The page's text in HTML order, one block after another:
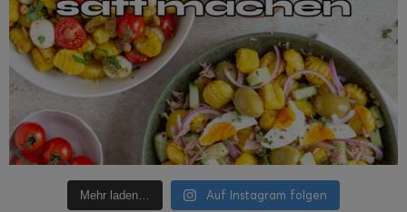
Mehr laden… Auf Instagram folgen